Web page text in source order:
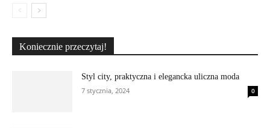
Koniecznie przeczytaj!
Styl city, praktyczna i elegancka uliczna moda
7 stycznia, 2024
0